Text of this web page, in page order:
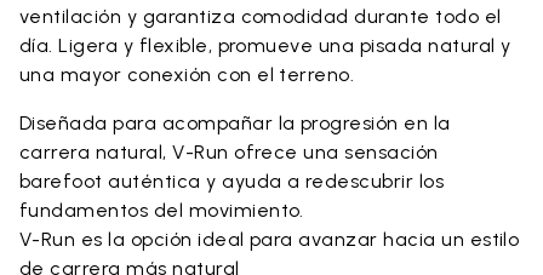
ventilación y garantiza comodidad durante todo el
día. Ligera y flexible, promueve una pisada natural y
una mayor conexión con el terreno.
Diseñada para acompañar la progresión en la
carrera natural, V-Run ofrece una sensación
barefoot auténtica y ayuda a redescubrir los
fundamentos del movimiento.
V-Run es la opción ideal para avanzar hacia un estilo
de carrera más natural